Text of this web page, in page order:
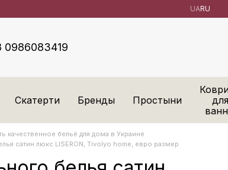
UARU
0986083419
Скатерти Бренды Простыни
для
качественное бельё для дома в Украине
сатин люкс LISERON, Tivolyo home, евро размер